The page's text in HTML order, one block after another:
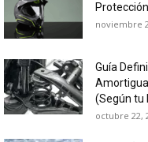
noviembre
Guía
(Según tu
octubre 22,